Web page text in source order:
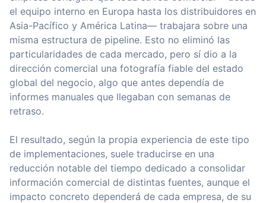
el equipo interno en Europa hasta los distribuidores en
Asia-Pacífico y América Latina— trabajara sobre una
misma estructura de pipeline. Esto no eliminó las
particularidades de cada mercado, pero sí dio a la
dirección comercial una fotografía fiable del estado
global del negocio, algo que antes dependía de
informes manuales que llegaban con semanas de
retraso.
El resultado, según la propia experiencia de este tipo
de implementaciones, suele traducirse en una
reducción notable del tiempo dedicado a consolidar
información comercial de distintas fuentes, aunque el
impacto concreto dependerá de cada empresa, de su